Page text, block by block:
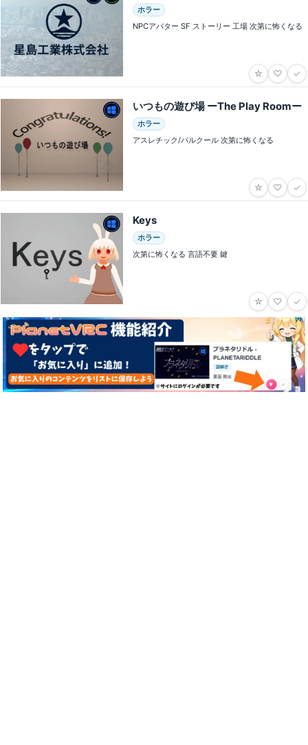
ホラー
NPCアバター SF ストーリー 工場 次第に怖くなる
☆ ♡ ✓
いつもの遊び場 ーThe Play Roomー
ホラー
アスレチック/パルクール 次第に怖くなる
☆ ♡ ✓
Keys
ホラー
次第に怖くなる 言語不要 鍵
☆ ♡ ✓